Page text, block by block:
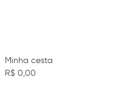
Minha cesta
R$ 0,00